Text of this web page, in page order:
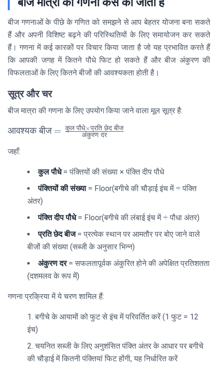
बीज गणनाओं के पीछे के गणित को समझने से आप बेहतर योजना बना सकते
हैं और अपनी विशिष्ट बढ़ने की परिस्थितियों के लिए समायोजन कर सकते
हैं। गणना में कई कारकों पर विचार किया जाता है जो यह प्रभावित करते हैं
कि आपकी जगह में कितने पौधे फिट हो सकते हैं और बीज अंकुरण की
विफलताओं के लिए कितने बीजों की आवश्यकता होती है।
सूत्र और चर
बीज मात्रा की गणना के लिए उपयोग किया जाने वाला मूल सूत्र है:
\text{आवश्यक
\frac{\text{कुल
\text{प्रति छेद
बीज}}
{\text{अंकुरण
आवश्यक बीज = अंकुरण दर
कुल पौधे×प्रति छेद बीज
जहाँ:
कुल पौधे= पंक्तियों की संख्या × पंक्ति दीप पौधे
पंक्तियों की संख्या= Floor(बगीचे की चौड़ाई इंच में ÷ पंक्ति
अंतर)
पंक्ति दीप पौधे= Floor(बगीचे की लंबाई इंच में ÷ पौधा अंतर)
प्रति छेद बीज= प्रत्येक स्थान पर आमतौर पर बोए जाने वाले
बीजों की संख्या (सब्जी के अनुसार भिन्न)
अंकुरण दर= सफलतापूर्वक अंकुरित होने की अपेक्षित प्रतिशतता
(दशमलव के रूप में)
गणना प्रक्रिया में ये चरण शामिल हैं:
बगीचे के आयामों को फुट से इंच में परिवर्तित करें (1 फुट = 12
इंच)
चयनित सब्जी के लिए अनुशंसित पंक्ति अंतर के आधार पर बगीचे
की चौड़ाई में कितनी पंक्तियां फिट होंगी, यह निर्धारित करें